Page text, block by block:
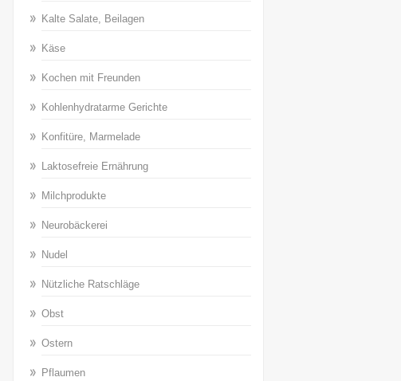
Kalte Salate, Beilagen
Käse
Kochen mit Freunden
Kohlenhydratarme Gerichte
Konfitüre, Marmelade
Laktosefreie Ernährung
Milchprodukte
Neurobäckerei
Nudel
Nützliche Ratschläge
Obst
Ostern
Pflaumen